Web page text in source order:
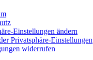
Einstellungen ändern
Privatsphäre-Einstellungen
widerrufen